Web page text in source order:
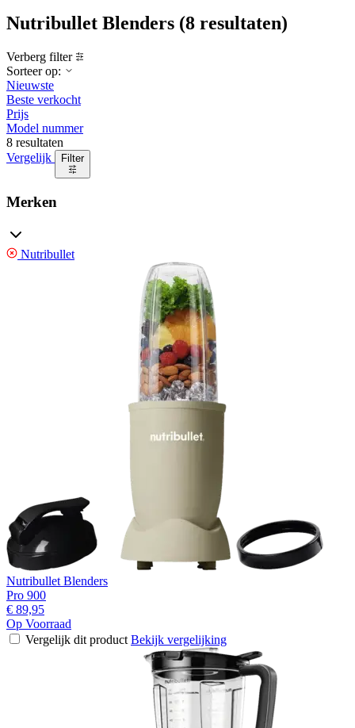
Nutribullet Blenders (8 resultaten)
Verberg filter
Sorteer op:
Nieuwste
Beste verkocht
Prijs
Model nummer
8 resultaten
Vergelijk
Filter
Merken
Nutribullet
Nutribullet Blenders
Pro 900
€ 89,95
Op Voorraad
Vergelijk dit product Bekijk vergelijking